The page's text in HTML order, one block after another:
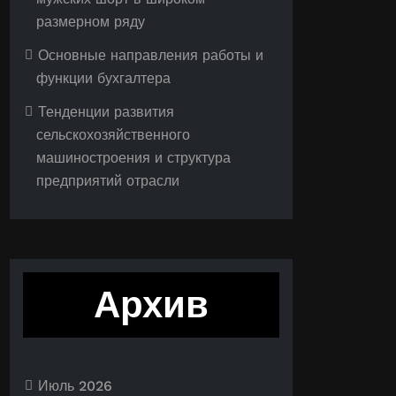
размерном ряду
Основные направления работы и
функции бухгалтера
Тенденции развития
сельскохозяйственного
машиностроения и структура
предприятий отрасли
Архив
Июль 2026